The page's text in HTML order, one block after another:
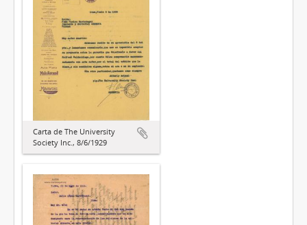
Carta de The University
Society Inc., 8/6/1929